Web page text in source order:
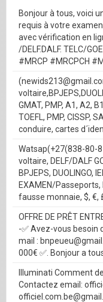
Bonjour à tous, voici
requis à votre
avec vérification en
/DELF.DALF. TELC/
#MRCP #MRCPCH
GMAT, PMP, A1, A2,
TOEFL, PMP, CISSP,
conduire, cartes
Watsap(+27(838-80-
voltaire, DELF/DALF
BPJEPS, DUOLINGO,
EXAMEN/
fausse monnaie, $, €,
OFFRE DE PRÊT
-✅ Avez-vous besoin
mail :
000€ ✅. Bonjour a
Illuminati Comment
Contactez email: